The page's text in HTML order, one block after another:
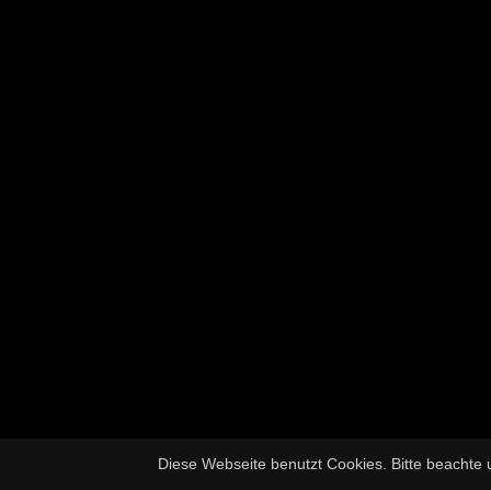
Diese Webseite benutzt Cookies. Bitte beachte